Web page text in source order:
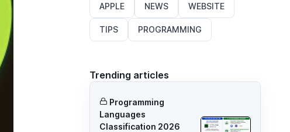
APPLE NEWS WEBSITE
TIPS PROGRAMMING
Trending articles
Programming
Languages
Classification 2026